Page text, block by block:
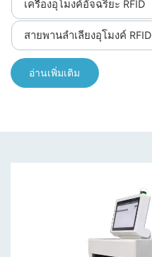
เครื่องอุโมงค์อัจฉริยะ RFID
สายพานลำเลียงอุโมงค์ RFID
อ่านเพิ่มเติม